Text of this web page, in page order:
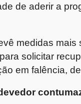
de aderir a
medidas
solicitar
em falência,